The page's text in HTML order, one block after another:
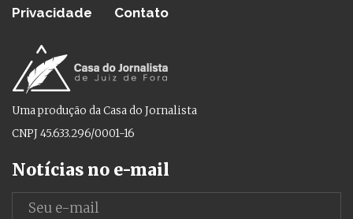
Privacidade
Contato
Uma produção da Casa do Jornalista
CNPJ 45.633.296/0001-16
Notícias no e-mail